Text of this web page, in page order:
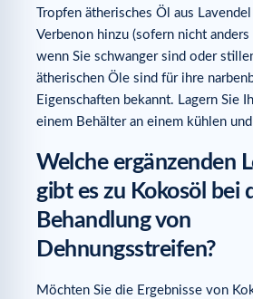
Tropfen ätherisches Öl aus
Verbenon hinzu (sofern nicht anders
wenn Sie schwanger sind oder
ätherischen Öle sind für ihre
Eigenschaften bekannt. Lagern Sie
einem Behälter an einem kühlen
Welche ergänzenden
gibt es zu Kokosöl bei
Behandlung von
Dehnungsstreifen?
Möchten Sie die Ergebnisse von